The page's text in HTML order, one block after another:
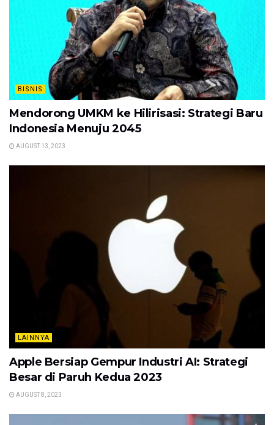
BISNIS
Mendorong UMKM ke Hilirisasi: Strategi Baru
Indonesia Menuju 2045
AUGUST 13, 2023
LAINNYA
Apple Bersiap Gempur Industri AI: Strategi
Besar di Paruh Kedua 2023
AUGUST 8, 2023